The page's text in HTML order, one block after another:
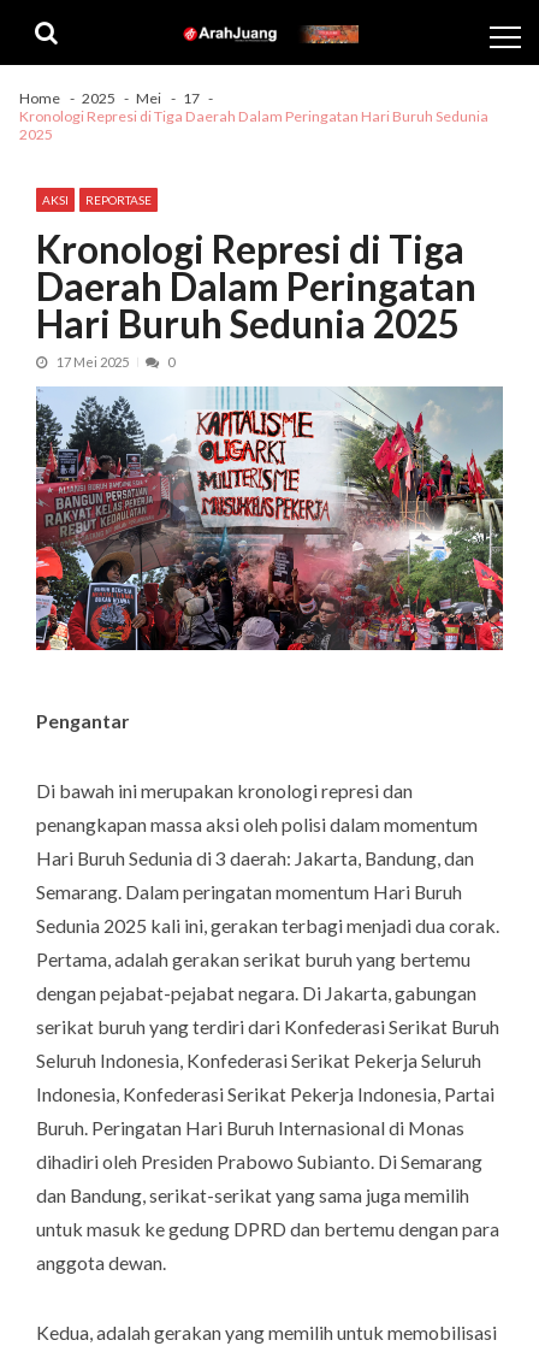
navigation
content
Home 2025 Mei
17
Kronologi Represi di Tiga Daerah Dalam Peringatan Hari Buruh Sedunia
2025
AKSI REPORTASE
Kronologi Represi di Tiga
Daerah Dalam Peringatan
Hari Buruh Sedunia 2025
17 Mei 2025 0
Pengantar
Di bawah ini merupakan kronologi represi dan
penangkapan massa aksi oleh polisi dalam momentum
Hari Buruh Sedunia di 3 daerah: Jakarta, Bandung, dan
Semarang. Dalam peringatan momentum Hari Buruh
Sedunia 2025 kali ini, gerakan terbagi menjadi dua corak.
Pertama, adalah gerakan serikat buruh yang bertemu
dengan pejabat-pejabat negara. Di Jakarta, gabungan
serikat buruh yang terdiri dari Konfederasi Serikat Buruh
Seluruh Indonesia, Konfederasi Serikat Pekerja Seluruh
Indonesia, Konfederasi Serikat Pekerja Indonesia, Partai
Buruh. Peringatan Hari Buruh Internasional di Monas
dihadiri oleh Presiden Prabowo Subianto. Di Semarang
dan Bandung, serikat-serikat yang sama juga memilih
untuk masuk ke gedung DPRD dan bertemu dengan para
anggota dewan.
Kedua, adalah gerakan yang memilih untuk memobilisasi